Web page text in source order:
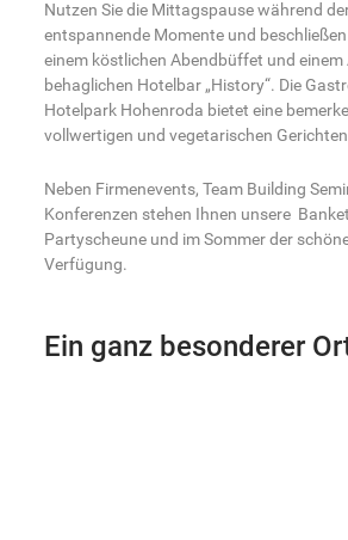
Nutzen Sie die Mittagspause während
entspannende Momente und beschließen
einem köstlichen Abendbüffet und
behaglichen Hotelbar „History“. Die
Hotelpark Hohenroda bietet eine
vollwertigen und vegetarischen
Neben Firmenevents, Team Building
Konferenzen stehen Ihnen unsere
Partyscheune und im Sommer der
Verfügung.
Ein ganz besonderer